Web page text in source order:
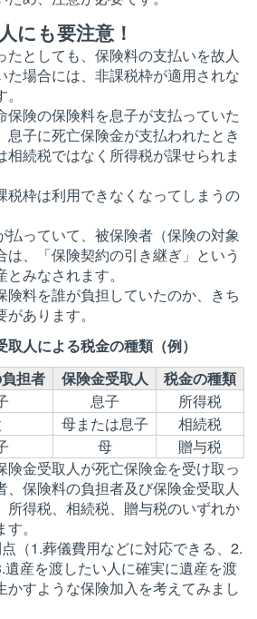
にも要注意！
たとしても、保険料の支払いを故人
た場合には、非課税枠が適用されな
保険の保険料を息子が支払っていた
息子に死亡保険金が支払われたとき
相続税ではなく所得税が課せられま
税枠は利用できなくなってしまうの
払っていて、被保険者（保険の対象
は、「保険契約の引き継ぎ」という
みなされます。
険料を誰が負担していたのか、きち
あります。
人による税金の種類（例）
担者 保険金受取人
税金の種類
息子
所得税
母または息子
相続税
母
贈与税
険金受取人が死亡保険金を受け取っ
、保険料の負担者及び保険金受取人
所得税、相続税、贈与税のいずれか
。
（1.葬儀費用などに対応できる、2.
産を渡したい人に確実に遺産を渡
かすような保険加入を考えてみまし